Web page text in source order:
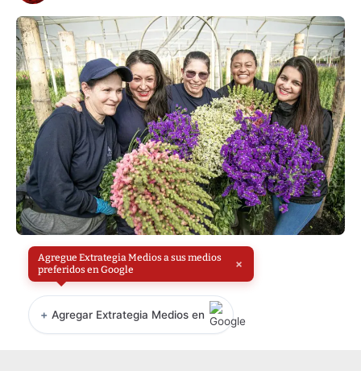
Agregue Extrategia Medios a sus medios
preferidos en Google
×
+ Agregar Extrategia Medios en